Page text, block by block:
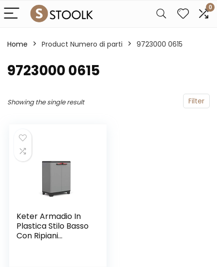
0
Home Product Numero di parti ‎9723000 0615
‎9723000 0615
Filter
Showing the single result
Keter Armadio In
Plastica Stilo Basso
Con Ripiani